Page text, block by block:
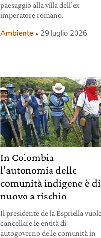
paesaggio alla villa dell’ex
imperatore romano.
Ambiente 29 luglio 2026
In Colombia
l’autonomia delle
comunità indigene è di
nuovo a rischio
Il presidente de la Espriella
cancellare le entità di
autogoverno delle comunità in